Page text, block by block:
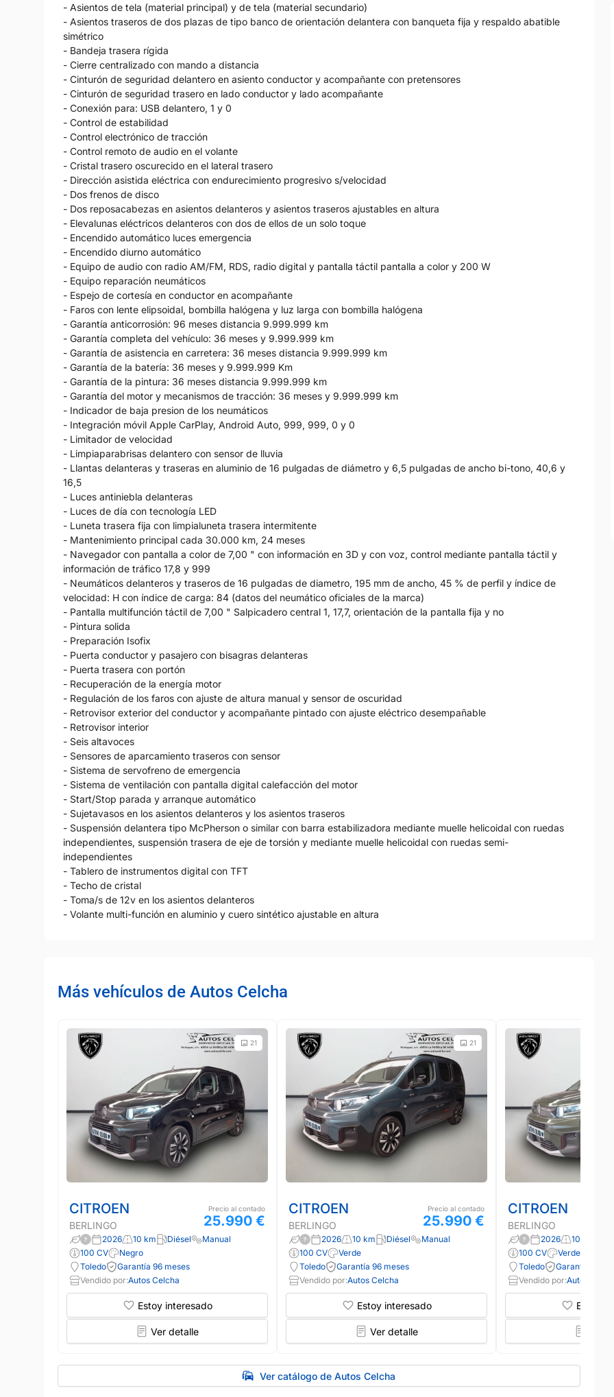
- Asientos de tela (material principal) y de tela (material secundario)
- Asientos traseros de dos plazas de tipo banco de orientación delantera con banqueta fija y respaldo abatible
simétrico
- Bandeja trasera rígida
- Cierre centralizado con mando a distancia
- Cinturón de seguridad delantero en asiento conductor y acompañante con pretensores
- Cinturón de seguridad trasero en lado conductor y lado acompañante
- Conexión para: USB delantero, 1 y 0
- Control de estabilidad
- Control electrónico de tracción
- Control remoto de audio en el volante
- Cristal trasero oscurecido en el lateral trasero
- Dirección asistida eléctrica con endurecimiento progresivo s/velocidad
- Dos frenos de disco
- Dos reposacabezas en asientos delanteros y asientos traseros ajustables en altura
- Elevalunas eléctricos delanteros con dos de ellos de un solo toque
- Encendido automático luces emergencia
- Encendido diurno automático
- Equipo de audio con radio AM/FM, RDS, radio digital y pantalla táctil pantalla a color y 200 W
- Equipo reparación neumáticos
- Espejo de cortesía en conductor en acompañante
- Faros con lente elipsoidal, bombilla halógena y luz larga con bombilla halógena
- Garantía anticorrosión: 96 meses distancia 9.999.999 km
- Garantía completa del vehículo: 36 meses y 9.999.999 km
- Garantía de asistencia en carretera: 36 meses distancia 9.999.999 km
- Garantía de la batería: 36 meses y 9.999.999 Km
- Garantía de la pintura: 36 meses distancia 9.999.999 km
- Garantía del motor y mecanismos de tracción: 36 meses y 9.999.999 km
- Indicador de baja presion de los neumáticos
- Integración móvil Apple CarPlay, Android Auto, 999, 999, 0 y 0
- Limitador de velocidad
- Limpiaparabrisas delantero con sensor de lluvia
- Llantas delanteras y traseras en aluminio de 16 pulgadas de diámetro y 6,5 pulgadas de ancho bi-tono, 40,6 y
16,5
- Luces antiniebla delanteras
- Luces de día con tecnología LED
- Luneta trasera fija con limpialuneta trasera intermitente
- Mantenimiento principal cada 30.000 km, 24 meses
- Navegador con pantalla a color de 7,00 " con información en 3D y con voz, control mediante pantalla táctil y
información de tráfico 17,8 y 999
- Neumáticos delanteros y traseros de 16 pulgadas de diametro, 195 mm de ancho, 45 % de perfil y índice de
velocidad: H con índice de carga: 84 (datos del neumático oficiales de la marca)
- Pantalla multifunción táctil de 7,00 " Salpicadero central 1, 17,7, orientación de la pantalla fija y no
- Pintura solida
- Preparación Isofix
- Puerta conductor y pasajero con bisagras delanteras
- Puerta trasera con portón
- Recuperación de la energía motor
- Regulación de los faros con ajuste de altura manual y sensor de oscuridad
- Retrovisor exterior del conductor y acompañante pintado con ajuste eléctrico desempañable
- Retrovisor interior
- Seis altavoces
- Sensores de aparcamiento traseros con sensor
- Sistema de servofreno de emergencia
- Sistema de ventilación con pantalla digital calefacción del motor
- Start/Stop parada y arranque automático
- Sujetavasos en los asientos delanteros y los asientos traseros
- Suspensión delantera tipo McPherson o similar con barra estabilizadora mediante muelle helicoidal con ruedas
independientes, suspensión trasera de eje de torsión y mediante muelle helicoidal con ruedas semi-
independientes
- Tablero de instrumentos digital con TFT
- Techo de cristal
- Toma/s de 12v en los asientos delanteros
- Volante multi-función en aluminio y cuero sintético ajustable en altura
Más vehículos de Autos Celcha
21
CITROEN
BERLINGO
Precio al contado
25.990 €
2026 10 km Diésel
Manual
100 CV
Negro
Toledo
Garantía 96 meses
Vendido por:Autos Celcha
Estoy interesado
Ver detalle
21
CITROEN
BERLINGO
Precio al contado
25.990 €
2026 10 km Diésel
Manual
100 CV
Verde
Toledo
Garantía 96 meses
Vendido por:Autos Celcha
Estoy interesado
Ver detalle
CITROEN
BERLINGO
2026 10 km
100 CV
Verde
Toledo
Garantía 96
Vendido por:Autos Celcha
Estoy
Ver catálogo de Autos Celcha